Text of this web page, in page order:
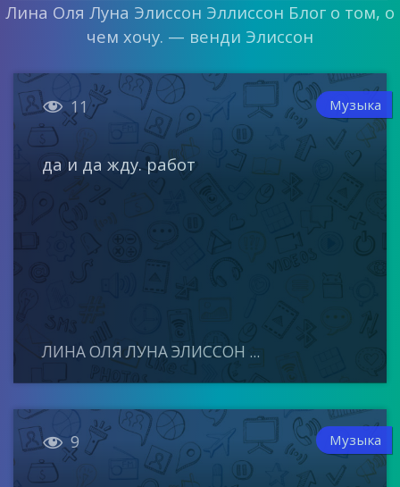
Лина Оля Луна Элиссон Эллиссон Блог о том, о
чем хочу. — венди Элиссон
 11 Музыка
да и да жду. работ
ЛИНА ОЛЯ ЛУНА ЭЛИССОН ...
 9 Музыка